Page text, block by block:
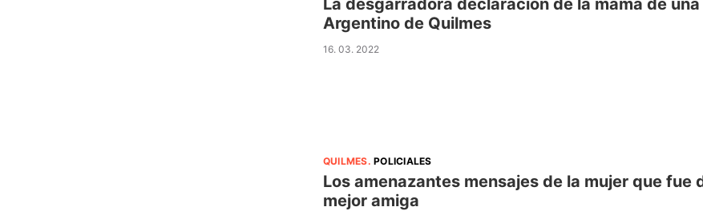
La desgarradora declaración de la mamá de
Argentino de Quilmes
16. 03. 2022
QUILMES.POLICIALES
Los amenazantes mensajes de la mujer que
mejor amiga